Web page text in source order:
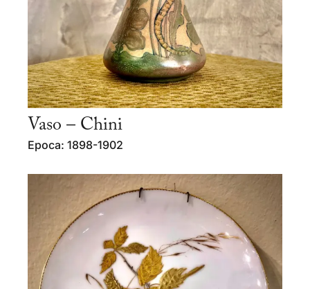
Vaso – Chini
Epoca: 1898-1902